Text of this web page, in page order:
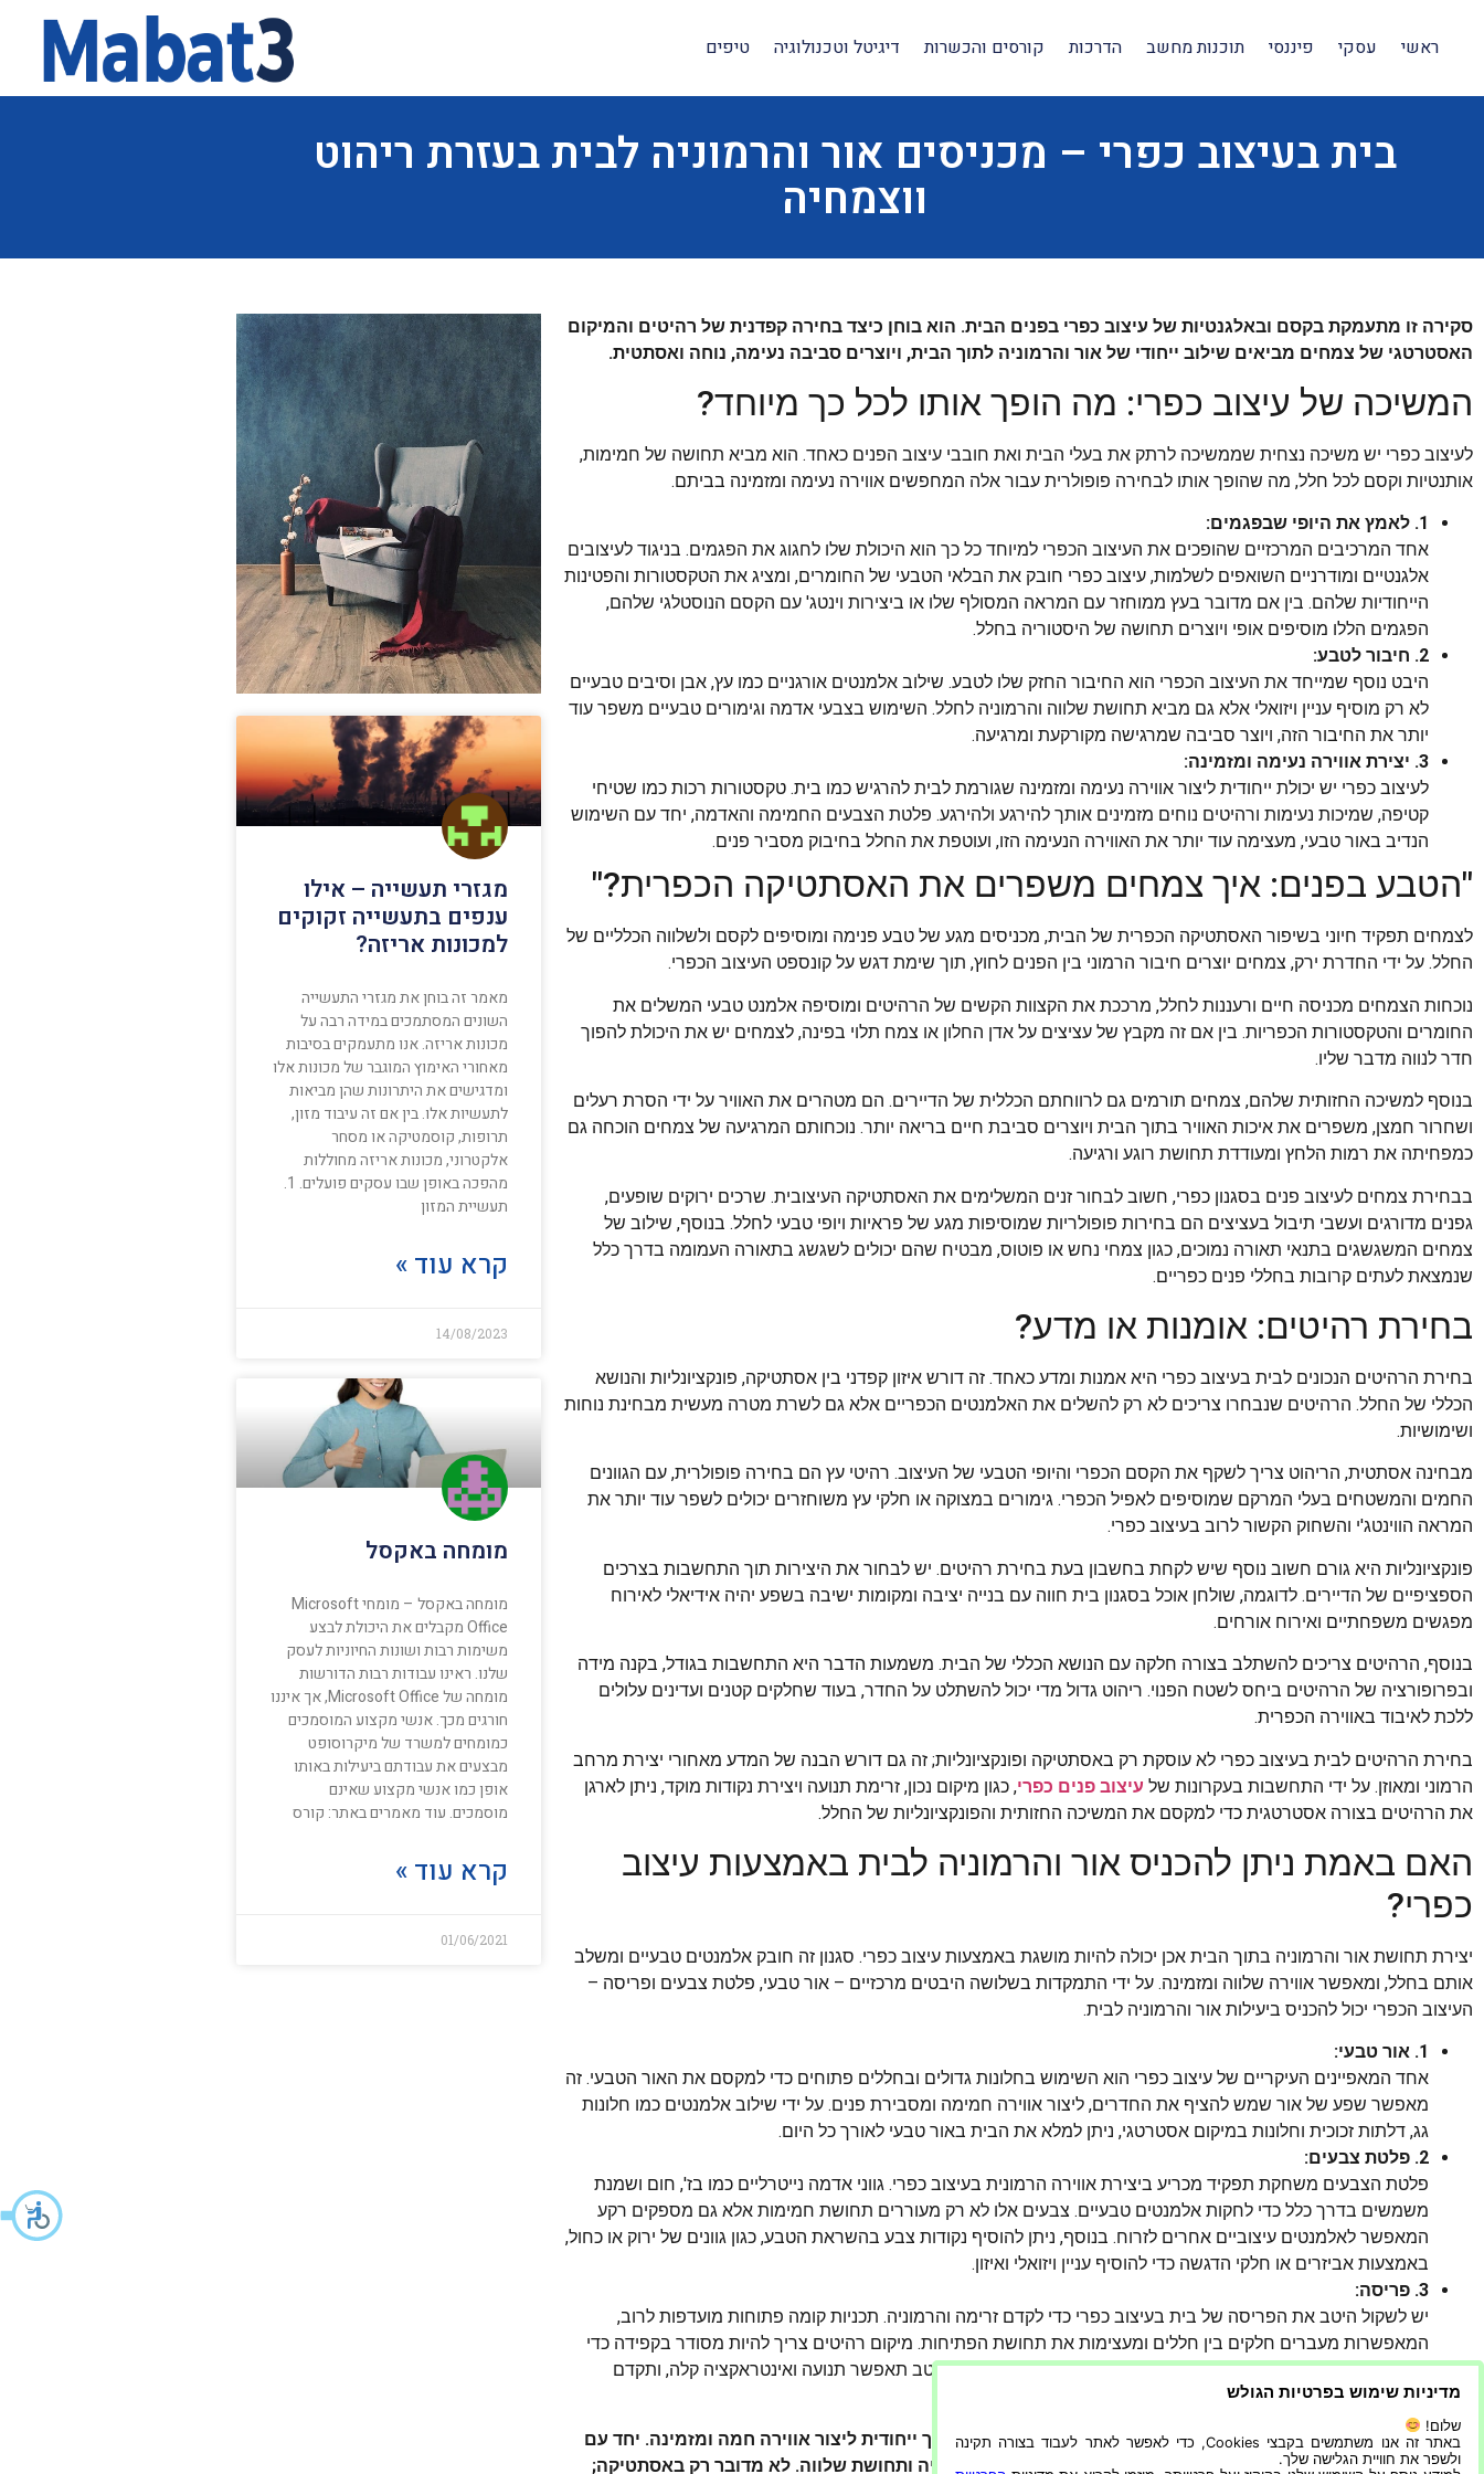
ראשי עסקי פיננסי תוכנות מחשב הדרכות קורסים והכשרות דיגיטל וטכנולוגיה טיפים
בית בעיצוב כפרי – מכניסים אור והרמוניה לבית בעזרת ריהוט
ווצמחיה
סקירה זו מתעמקת בקסם ובאלגנטיות של עיצוב כפרי בפנים הבית. הוא בוחן כיצד בחירה קפדנית של רהיטים והמיקום
האסטרטגי של צמחים מביאים שילוב ייחודי של אור והרמוניה לתוך הבית, ויוצרים סביבה נעימה, נוחה ואסתטית.
המשיכה של עיצוב כפרי: מה הופך אותו לכל כך מיוחד?
לעיצוב כפרי יש משיכה נצחית שממשיכה לרתק את בעלי הבית ואת חובבי עיצוב הפנים כאחד. הוא מביא תחושה של חמימות,
אותנטיות וקסם לכל חלל, מה שהופך אותו לבחירה פופולרית עבור אלה המחפשים אווירה נעימה ומזמינה בביתם.
1. לאמץ את היופי שבפגמים:
אחד המרכיבים המרכזיים שהופכים את העיצוב הכפרי למיוחד כל כך הוא היכולת שלו לחגוג את הפגמים. בניגוד לעיצובים
אלגנטיים ומודרניים השואפים לשלמות, עיצוב כפרי חובק את הבלאי הטבעי של החומרים, ומציג את הטקסטורות והפטינות
הייחודיות שלהם. בין אם מדובר בעץ ממוחזר עם המראה המסולף שלו או ביצירות וינטג' עם הקסם הנוסטלגי שלהם,
הפגמים הללו מוסיפים אופי ויוצרים תחושה של היסטוריה בחלל.
2. חיבור לטבע:
היבט נוסף שמייחד את העיצוב הכפרי הוא החיבור החזק שלו לטבע. שילוב אלמנטים אורגניים כמו עץ, אבן וסיבים טבעיים
לא רק מוסיף עניין ויזואלי אלא גם מביא תחושת שלווה והרמוניה לחלל. השימוש בצבעי אדמה וגימורים טבעיים משפר עוד
יותר את החיבור הזה, ויוצר סביבה שמרגישה מקורקעת ומרגיעה.
3. יצירת אווירה נעימה ומזמינה:
לעיצוב כפרי יש יכולת ייחודית ליצור אווירה נעימה ומזמינה שגורמת לבית להרגיש כמו בית. טקסטורות רכות כמו שטיחי
קטיפה, שמיכות נעימות ורהיטים נוחים מזמינים אותך להירגע ולהירגע. פלטת הצבעים החמימה והאדמה, יחד עם השימוש
הנדיב באור טבעי, מעצימה עוד יותר את האווירה הנעימה הזו, ועוטפת את החלל בחיבוק מסביר פנים.
"הטבע בפנים: איך צמחים משפרים את האסתטיקה הכפרית?"
לצמחים תפקיד חיוני בשיפור האסתטיקה הכפרית של הבית, מכניסים מגע של טבע פנימה ומוסיפים לקסם ולשלווה הכלליים של
החלל. על ידי החדרת ירק, צמחים יוצרים חיבור הרמוני בין הפנים לחוץ, תוך שימת דגש על קונספט העיצוב הכפרי.
נוכחות הצמחים מכניסה חיים ורעננות לחלל, מרככת את הקצוות הקשים של הרהיטים ומוסיפה אלמנט טבעי המשלים את
החומרים והטקסטורות הכפריות. בין אם זה מקבץ של עציצים על אדן החלון או צמח תלוי בפינה, לצמחים יש את היכולת להפוך
חדר לנווה מדבר שליו.
בנוסף למשיכה החזותית שלהם, צמחים תורמים גם לרווחתם הכללית של הדיירים. הם מטהרים את האוויר על ידי הסרת רעלים
ושחרור חמצן, משפרים את איכות האוויר בתוך הבית ויוצרים סביבת חיים בריאה יותר. נוכחותם המרגיעה של צמחים הוכחה גם
כמפחיתה את רמות הלחץ ומעודדת תחושת רוגע ורגיעה.
בבחירת צמחים לעיצוב פנים בסגנון כפרי, חשוב לבחור זנים המשלימים את האסתטיקה העיצובית. שרכים ירוקים שופעים,
גפנים מדורגים ועשבי תיבול בעציצים הם בחירות פופולריות שמוסיפות מגע של פראיות ויופי טבעי לחלל. בנוסף, שילוב של
צמחים המשגשגים בתנאי תאורה נמוכים, כגון צמחי נחש או פוטוס, מבטיח שהם יכולים לשגשג בתאורה העמומה בדרך כלל
שנמצאת לעתים קרובות בחללי פנים כפריים.
בחירת רהיטים: אומנות או מדע?
בחירת הרהיטים הנכונים לבית בעיצוב כפרי היא אמנות ומדע כאחד. זה דורש איזון קפדני בין אסתטיקה, פונקציונליות והנושא
הכללי של החלל. הרהיטים שנבחרו צריכים לא רק להשלים את האלמנטים הכפריים אלא גם לשרת מטרה מעשית מבחינת נוחות
ושימושיות.
מבחינה אסתטית, הריהוט צריך לשקף את הקסם הכפרי והיופי הטבעי של העיצוב. רהיטי עץ הם בחירה פופולרית, עם הגוונים
החמים והמשטחים בעלי המרקם שמוסיפים לאפיל הכפרי. גימורים במצוקה או חלקי עץ משוחזרים יכולים לשפר עוד יותר את
המראה הווינטג'י והשחוק הקשור לרוב בעיצוב כפרי.
פונקציונליות היא גורם חשוב נוסף שיש לקחת בחשבון בעת בחירת רהיטים. יש לבחור את היצירות תוך התחשבות בצרכים
הספציפיים של הדיירים. לדוגמה, שולחן אוכל בסגנון בית חווה עם בנייה יציבה ומקומות ישיבה בשפע יהיה אידיאלי לאירוח
מפגשים משפחתיים ואירוח אורחים.
בנוסף, הרהיטים צריכים להשתלב בצורה חלקה עם הנושא הכללי של הבית. משמעות הדבר היא התחשבות בגודל, בקנה מידה
ובפרופורציה של הרהיטים ביחס לשטח הפנוי. ריהוט גדול מדי יכול להשתלט על החדר, בעוד שחלקים קטנים ועדינים עלולים
ללכת לאיבוד באווירה הכפרית.
בחירת הרהיטים לבית בעיצוב כפרי לא עוסקת רק באסתטיקה ופונקציונליות; זה גם דורש הבנה של המדע מאחורי יצירת מרחב
הרמוני ומאוזן. על ידי התחשבות בעקרונות של עיצוב פנים כפרי, כגון מיקום נכון, זרימת תנועה ויצירת נקודות מוקד, ניתן לארגן
את הרהיטים בצורה אסטרטגית כדי למקסם את המשיכה החזותית והפונקציונליות של החלל.
האם באמת ניתן להכניס אור והרמוניה לבית באמצעות עיצוב
כפרי?
יצירת תחושת אור והרמוניה בתוך הבית אכן יכולה להיות מושגת באמצעות עיצוב כפרי. סגנון זה חובק אלמנטים טבעיים ומשלב
אותם בחלל, ומאפשר אווירה שלווה ומזמינה. על ידי התמקדות בשלושה היבטים מרכזיים – אור טבעי, פלטת צבעים ופריסה –
העיצוב הכפרי יכול להכניס ביעילות אור והרמוניה לבית.
1. אור טבעי:
אחד המאפיינים העיקריים של עיצוב כפרי הוא השימוש בחלונות גדולים ובחללים פתוחים כדי למקסם את האור הטבעי. זה
מאפשר שפע של אור שמש להציף את החדרים, ליצור אווירה חמימה ומסבירת פנים. על ידי שילוב אלמנטים כמו חלונות
גג, דלתות זכוכית וחלונות במיקום אסטרטגי, ניתן למלא את הבית באור טבעי לאורך כל היום.
2. פלטת צבעים:
פלטת הצבעים משחקת תפקיד מכריע ביצירת אווירה הרמונית בעיצוב כפרי. גווני אדמה נייטרליים כמו בז', חום ושמנת
משמשים בדרך כלל כדי לחקות אלמנטים טבעיים. צבעים אלו לא רק מעוררים תחושת חמימות אלא גם מספקים רקע
המאפשר לאלמנטים עיצוביים אחרים לזרוח. בנוסף, ניתן להוסיף נקודות צבע בהשראת הטבע, כגון גוונים של ירוק או כחול,
באמצעות אביזרים או חלקי הדגשה כדי להוסיף עניין ויזואלי ואיזון.
3. פריסה:
יש לשקול היטב את הפריסה של בית בעיצוב כפרי כדי לקדם זרימה והרמוניה. תכניות קומה פתוחות מועדפות לרוב,
המאפשרות מעברים חלקים בין חללים ומעצימות את תחושת הפתיחות. מיקום רהיטים צריך להיות מסודר בקפידה כדי
ליצור אזורים נפרדים תוך שמירה על עיצוב מגובש. פריסה מעוצבת היטב תאפשר תנועה ואינטראקציה קלה, ותקדם
סביבת מגורים הרמונית ונוחה.
לעיצוב כפרי, עם דגש על חומרים גולמיים, טבעיים וצבעי אדמה, יש דרך ייחודית ליצור אווירה חמה ומזמינה. יחד עם
הריהוט והצמחים הנכונים, זה יכול להפוך בית לבית, מלא באור, הרמוניה ותחושת שלווה. לא מדובר רק באסתטיקה;
מגזרי תעשייה – אילו
ענפים בתעשייה זקוקים
למכונות אריזה?
מאמר זה בוחן את מגזרי התעשייה
השונים המסתמכים במידה רבה על
מכונות אריזה. אנו מתעמקים בסיבות
מאחורי האימוץ המוגבר של מכונות אלו
ומדגישים את היתרונות שהן מביאות
לתעשיות אלו. בין אם זה עיבוד מזון,
תרופות, קוסמטיקה או מסחר
אלקטרוני, מכונות אריזה מחוללות
מהפכה באופן שבו עסקים פועלים. 1.
תעשיית המזון
קרא עוד »
14/08/2023
מומחה באקסל
מומחה באקסל – מומחי Microsoft
Office מקבלים את היכולת לבצע
משימות רבות ושונות החיוניות לעסק
שלנו. ראינו עבודות רבות הדורשות
מומחה של Microsoft Office, אך איננו
חורגים מכך. אנשי מקצוע המוסמכים
כמומחים למשרד של מיקרוסופט
מבצעים את עבודתם ביעילות באותו
אופן כמו אנשי מקצוע שאינם
מוסמכים. עוד מאמרים באתר: קורס
קרא עוד »
01/06/2021
מדיניות שימוש בפרטיות הגולש
שלום!
באתר זה אנו משתמשים בקבצי Cookies, כדי לאפשר לאתר לעבוד בצורה תקינה
ולשפר את חוויית הגלישה שלך.